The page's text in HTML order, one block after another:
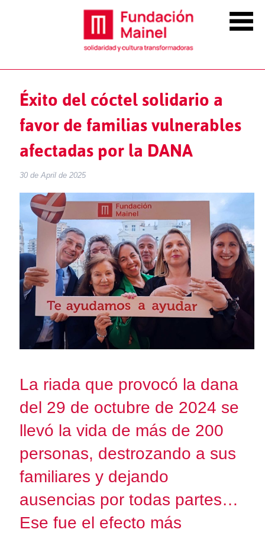
Éxito del cóctel solidario a
favor de familias vulnerables
afectadas por la DANA
30 de April de 2025
La riada que provocó la dana
del 29 de octubre de 2024 se
llevó la vida de más de 200
personas, destrozando a sus
familiares y dejando
ausencias por todas partes…
Ese fue el efecto más